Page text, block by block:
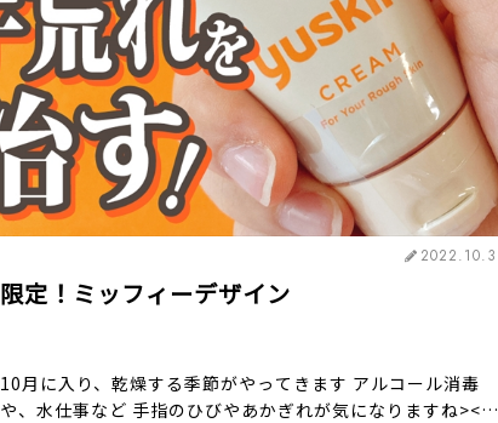
2022.10.3
限定！ミッフィーデザイン
10月に入り、乾燥する季節がやってきます アルコール消毒
や、水仕事など 手指のひびやあかぎれが気になりますね><。